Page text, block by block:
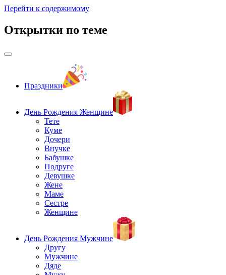
Перейти к содержимому
Открытки по теме
Праздники
День Рождения Женщине
Тете
Куме
Дочери
Внучке
Бабушке
Подруге
Девушке
Жене
Маме
Сестре
Женщине
День Рождения Мужчине
Другу
Мужчине
Дяде